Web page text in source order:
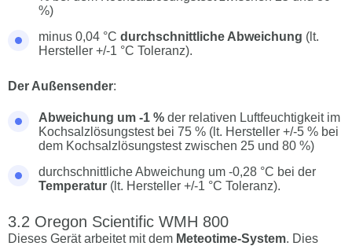
%)
minus 0,04 °C durchschnittliche Abweichung (lt.
Hersteller +/-1 °C Toleranz).
Der Außensender:
Abweichung um -1 % der relativen Luftfeuchtigkeit im
Kochsalzlösungstest bei 75 % (lt. Hersteller +/-5 % bei
dem Kochsalzlösungstest zwischen 25 und 80 %)
durchschnittliche Abweichung um -0,28 °C bei der
Temperatur (lt. Hersteller +/-1 °C Toleranz).
Oregon Scientific WMH 800
Dieses Gerät arbeitet mit dem Meteotime-System. Dies